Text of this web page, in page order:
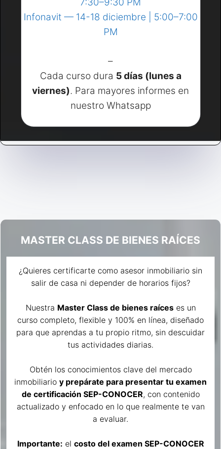
Infonavit — 14-18 diciembre | 5:00–7:00
PM
–
Cada curso dura 5 días (lunes a
viernes). Para mayores informes en
nuestro Whatsapp
MASTER CLASS DE BIENES RAÍCES
¿Quieres certificarte como asesor inmobiliario sin
salir de casa ni depender de horarios fijos?
Nuestra Master Class de bienes raíceses un
curso completo, flexible y 100% en línea, diseñado
para que aprendas a tu propio ritmo, sin descuidar
tus actividades diarias.
Obtén los conocimientos clave del mercado
inmobiliario y prepárate para presentar tu examen
de certificación SEP-CONOCER, con contenido
actualizado y enfocado en lo que realmente te van
a evaluar.
Importante: el costo del examen SEP-CONOCER